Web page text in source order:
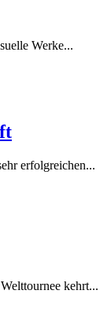
Werke...
erfolgreichen...
kehrt...